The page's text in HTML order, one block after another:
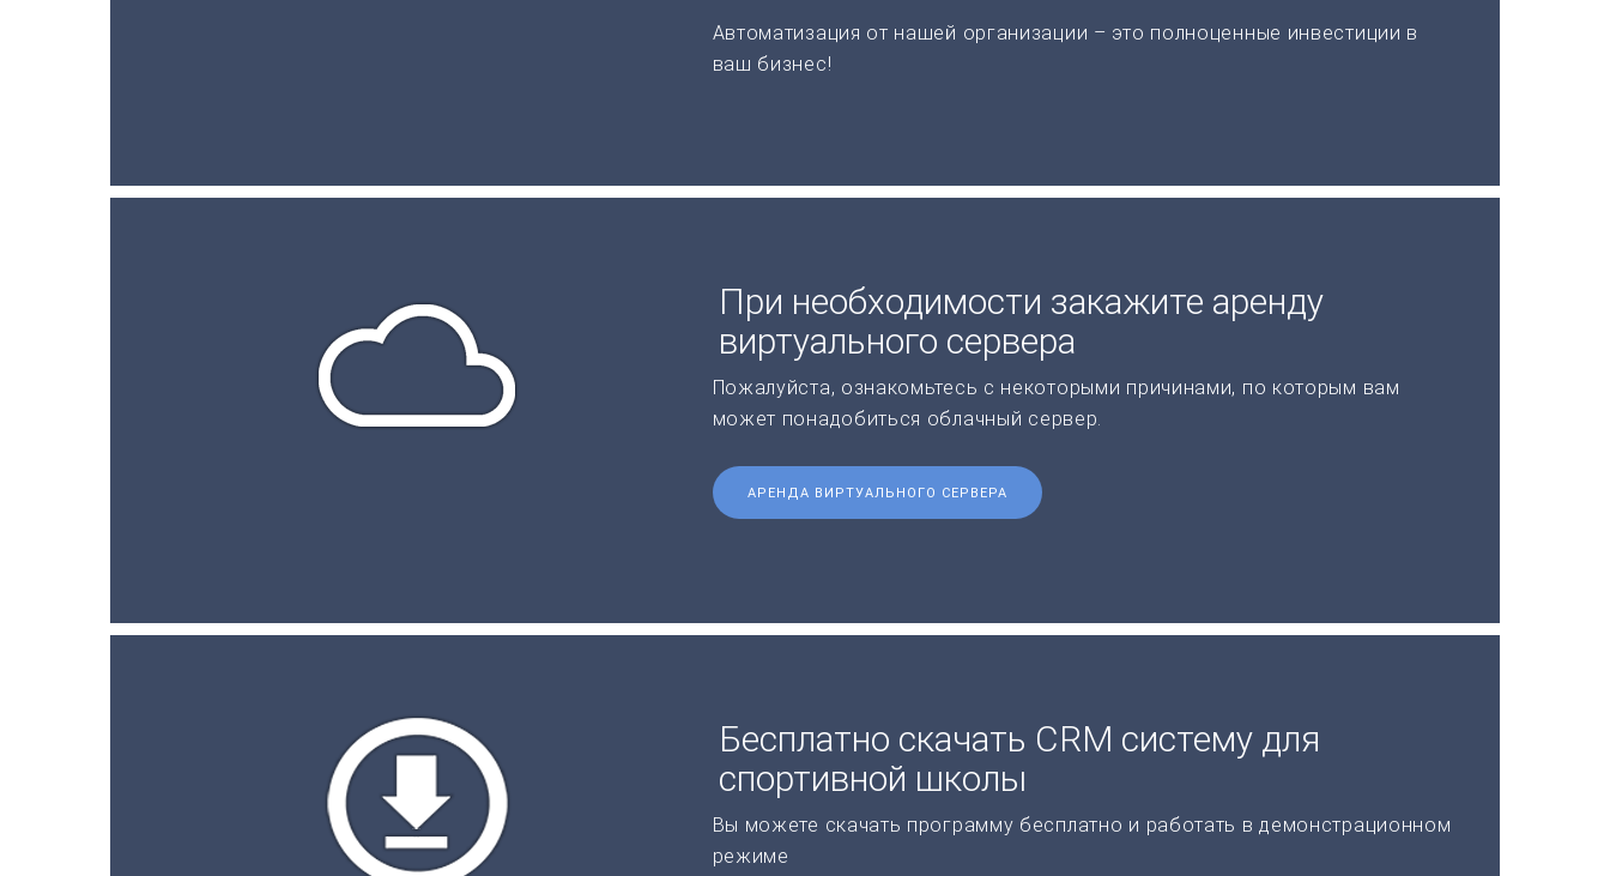
Автоматизация от нашей организации – это полноценные инвестиции в
ваш бизнес!
При необходимости закажите аренду
виртуального сервера
Пожалуйста, ознакомьтесь с некоторыми причинами, по которым вам
может понадобиться облачный сервер.
АРЕНДА ВИРТУАЛЬНОГО СЕРВЕРА
Бесплатно скачать CRM систему для
спортивной школы
Вы можете скачать программу бесплатно и работать в демонстрационном
режиме